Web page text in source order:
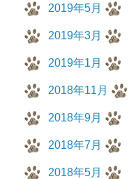
2019年5月
2019年3月
2019年1月
2018年11月
2018年9月
2018年7月
2018年5月